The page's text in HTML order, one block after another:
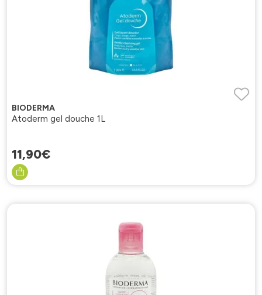
BIODERMA
Atoderm gel douche 1L
11,90€